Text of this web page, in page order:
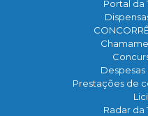
Portal da
Prestações de
Radar da